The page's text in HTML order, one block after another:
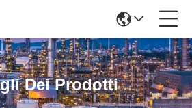
Dei Prodotti